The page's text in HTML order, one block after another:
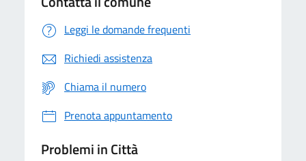
Leggi le domande frequenti
Richiedi assistenza
Chiama il numero
Prenota appuntamento
Problemi in Città